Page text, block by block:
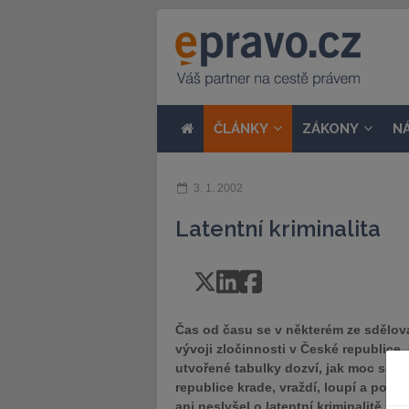
ČLÁNKY ZÁKONY
3. 1. 2002
Latentní kriminalita
Čas od času se v některém ze
vývoji zločinnosti v České republice.
utvořené tabulky dozví, jak moc se
republice krade, vraždí, loupí a